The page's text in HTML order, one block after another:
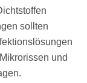
sollten
und